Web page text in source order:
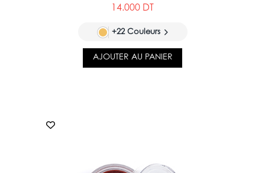
14.000 DT
+22 Couleurs
AJOUTER AU PANIER